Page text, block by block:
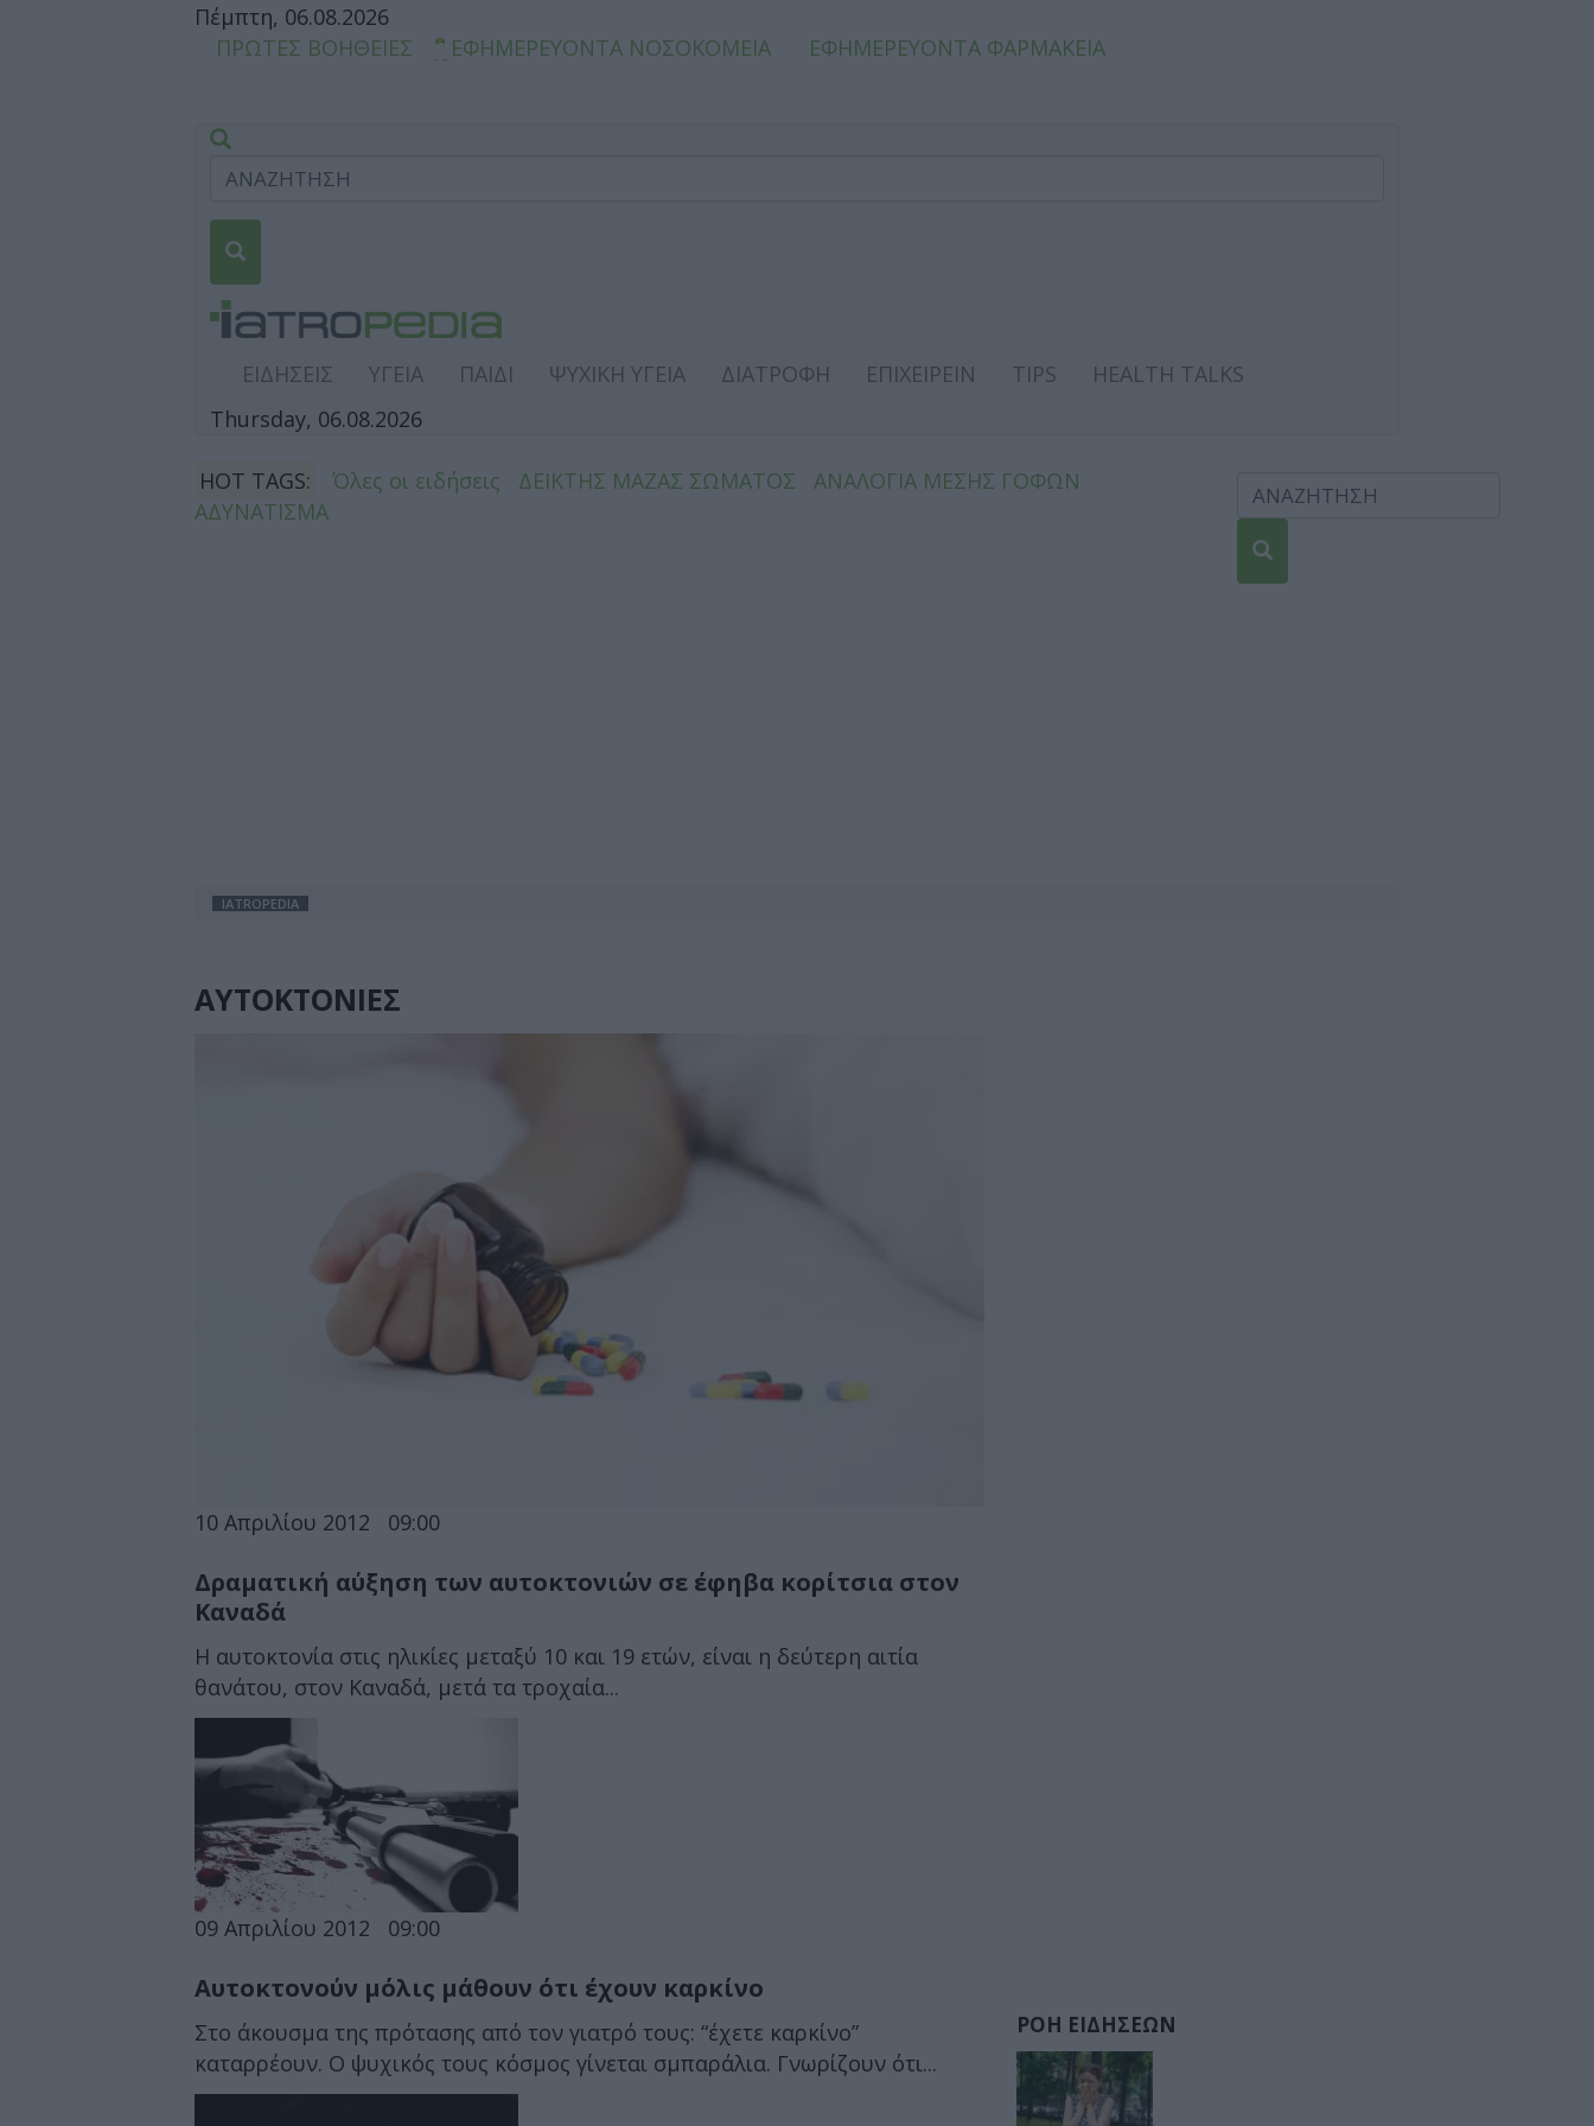
Πέμπτη, 06.08.2026
ΠΡΩΤΕΣ ΒΟΗΘΕΙΕΣ
ΕΦΗΜΕΡΕΥΟΝΤΑ ΝΟΣΟΚΟΜΕΙΑ ΕΦΗΜΕΡΕΥΟΝΤΑ ΦΑΡΜΑΚΕΙΑ
ΕΙΔΗΣΕΙΣ ΥΓΕΙΑ ΠΑΙΔΙ ΨΥΧΙΚΗ ΥΓΕΙΑ ΔΙΑΤΡΟΦΗ ΕΠΙΧΕΙΡΕΙΝ TIPS
HEALTH TALKS
Thursday, 06.08.2026
HOT TAGS: Όλες οι ειδήσεις ΔΕΙΚΤΗΣ ΜΑΖΑΣ ΣΩΜΑΤΟΣ
ΑΝΑΛΟΓΙΑ ΜΕΣΗΣ ΓΟΦΩΝ
ΑΔΥΝΑΤΙΣΜΑ
IATROPEDIA
ΑΥΤΟΚΤΟΝΙΕΣ
10 Απριλίου 2012 09:00
Δραματική αύξηση των αυτοκτονιών σε έφηβα κορίτσια στον
Καναδά
Η αυτοκτονία στις ηλικίες μεταξύ 10 και 19 ετών, είναι η δεύτερη αιτία
θανάτου, στον Καναδά, μετά τα τροχαία...
09 Απριλίου 2012 09:00
Αυτοκτονούν μόλις μάθουν ότι έχουν καρκίνο
Στο άκουσμα της πρότασης από τον γιατρό τους: “έχετε καρκίνο”
καταρρέουν. Ο ψυχικός τους κόσμος γίνεται σμπαράλια. Γνωρίζουν ότι...
ΡΟΗ ΕΙΔΗΣΕΩΝ